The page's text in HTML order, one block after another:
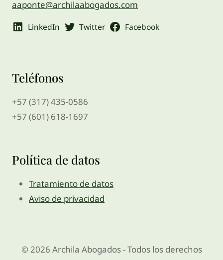
aaponte@archilaabogados.com
LinkedIn Twitter Facebook
Teléfonos
+57 (317) 435-0586
+57 (601) 618-1697
Política de datos
Tratamiento de datos
Aviso de privacidad
© 2026 Archila Abogados - Todos los derechos